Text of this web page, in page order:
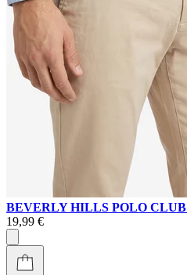
BEVERLY HILLS POLO CLUB
19,99 €